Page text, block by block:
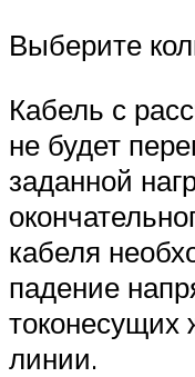
Выберите
Кабель с
не будет
заданной
кабеля
падение
токонесущих
линии.